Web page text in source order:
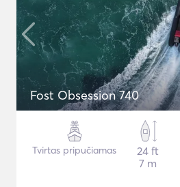
Fost Obsession 740
Tvirtas pripučiamas
24 ft
7 m